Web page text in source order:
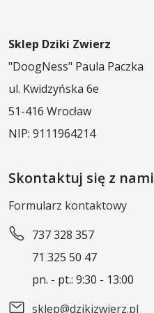
Sklep Dziki Zwierz
"DoogNess" Paula Paczka
ul. Kwidzyńska 6e
51-416 Wrocław
NIP: 9111964214
Skontaktuj się z nami
Formularz kontaktowy
737 328 357
71 325 50 47
pn. - pt.: 9:30 - 13:00
sklep@dzikizwierz.pl